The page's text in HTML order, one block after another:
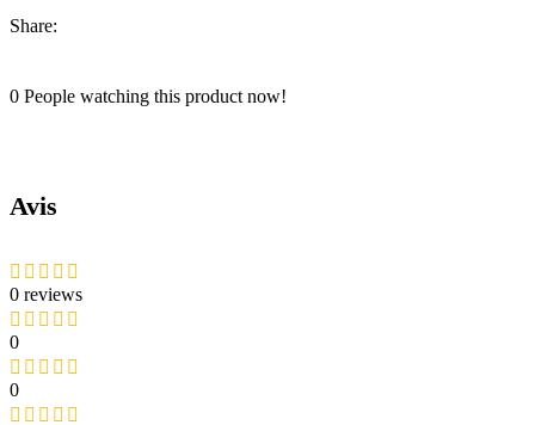
Share:
0 People watching this product now!
Avis
0 reviews
0
0